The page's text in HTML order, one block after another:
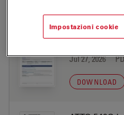
Jul 27, 2026
DOWNLOAD
Impostazioni cookie